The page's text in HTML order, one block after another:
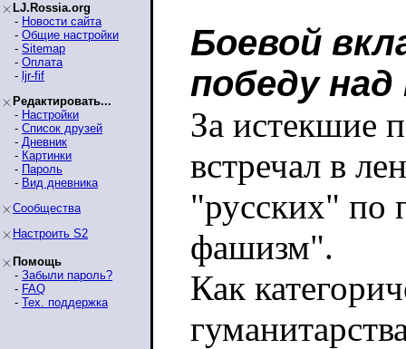
LJ.Rossia.org
- Новости сайта
- Общие настройки
- Sitemap
- Оплата
- ljr-fif
Редактировать...
- Настройки
- Список друзей
- Дневник
- Картинки
- Пароль
- Вид дневника
Сообщества
Настроить S2
Помощь
- Забыли пароль?
- FAQ
- Тех. поддержка
Боевой
победу
За истекшие
встречал в
"русских" по
фашизм".
Как